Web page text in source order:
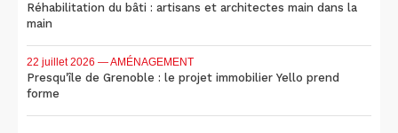
Réhabilitation du bâti : artisans et architectes main dans la
main
22 juillet 2026 — AMÉNAGEMENT
Presqu'île de Grenoble : le projet immobilier Yello prend
forme